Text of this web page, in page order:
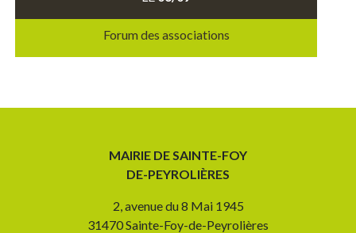
Forum des associations
MAIRIE DE SAINTE-FOY
DE-PEYROLIÈRES
2, avenue du 8 Mai 1945
31470 Sainte-Foy-de-Peyrolières